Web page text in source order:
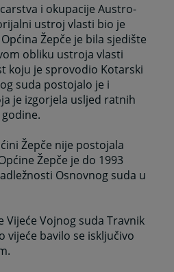
i okupacije Austro-
ustroj vlasti bio je
Žepče je bila sjedište
obliku ustroja vlasti
koju je sprovodio Kotarski
suda postojalo je i
je izgorjela usljed ratnih
Žepče nije postojala
Žepče je do 1993
Osnovnog suda u
Vojnog suda Travnik
vijeće bavilo se isključivo